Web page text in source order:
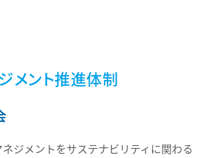
メント推進体制
ジメントをサステナビリティに関わる